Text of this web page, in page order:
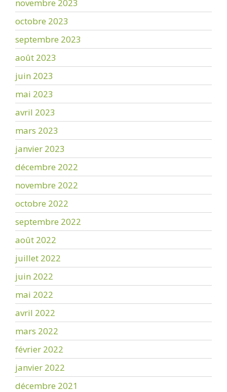
novembre 2023
octobre 2023
septembre 2023
août 2023
juin 2023
mai 2023
avril 2023
mars 2023
janvier 2023
décembre 2022
novembre 2022
octobre 2022
septembre 2022
août 2022
juillet 2022
juin 2022
mai 2022
avril 2022
mars 2022
février 2022
janvier 2022
décembre 2021